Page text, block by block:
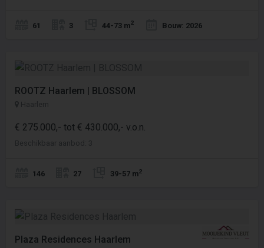
61 3 44-73 m2 Bouw: 2026
ROOTZ Haarlem | BLOSSOM
Haarlem
€ 275.000,- tot € 430.000,- v.o.n.
Beschikbaar aanbod: 3
146 27 39-57 m2
Plaza Residences Haarlem